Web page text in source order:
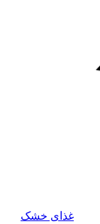
غذای خشک